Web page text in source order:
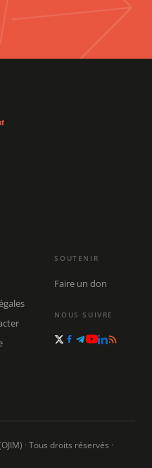
SOUTENIR
Faire un don
NOUS SUIVRE
· Tous droits réservés ·